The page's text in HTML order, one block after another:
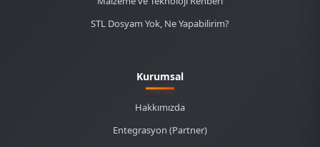
STL Dosyam Yok, Ne Yapabilirim?
Kurumsal
Hakkımızda
Entegrasyon (Partner)